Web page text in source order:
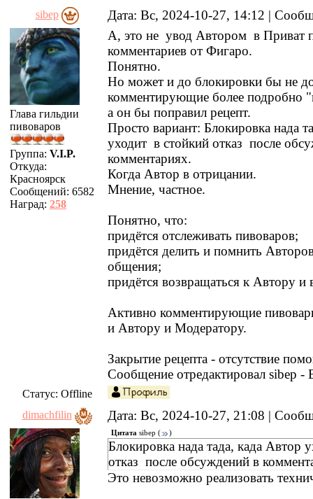
sibep
Дата: Вс, 2024-10-27, 14:12 |
Глава гильдии
пивоваров
Группа: V.I.P.
Откуда:
Красноярск
Сообщений: 6582
Наград: 258
А, это не увод Автором в Приват
комментариев от Фигаро.
Понятно.
Но может и до блокировки бы не
комментирующие более подробно
а он бы поправил рецепт.
Просто вариант: Блокировка нада
уходит в стойкий отказ после
комментариях.
Когда Автор в отрицании.
Мнение, частное.
Понятно, что:
придётся отслеживать пивоваров;
придётся делить и помнить
общения;
придётся возвращаться к Автору и
Активно комментирующие
и Автору и Модератору.
Закрытие рецепта - отсутствие
Сообщение отредактировал sibep -
Статус: Offline
dimachfilin
Дата: Вс, 2024-10-27, 21:08 |
Цитата sibep ( )
Блокировка нада тада, када Автор
отказ после обсуждений в
Это невозможно реализовать